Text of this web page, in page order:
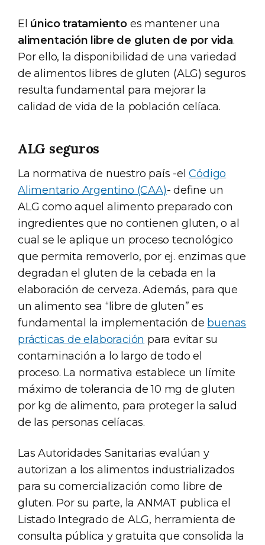
El único tratamiento es mantener una
alimentación libre de gluten de por vida.
Por ello, la disponibilidad de una variedad
de alimentos libres de gluten (ALG) seguros
resulta fundamental para mejorar la
calidad de vida de la población celíaca.
ALG seguros
La normativa de nuestro país -elCódigo
Alimentario Argentino (CAA)- define un
ALG como aquel alimento preparado con
ingredientes que no contienen gluten, o al
cual se le aplique un proceso tecnológico
que permita removerlo, por ej. enzimas que
degradan el gluten de la cebada en la
elaboración de cerveza. Además, para que
un alimento sea “libre de gluten” es
fundamental la implementación de buenas
prácticas de elaboración para evitar su
contaminación a lo largo de todo el
proceso. La normativa establece un límite
máximo de tolerancia de 10 mg de gluten
por kg de alimento, para proteger la salud
de las personas celíacas.
Las Autoridades Sanitarias evalúan y
autorizan a los alimentos industrializados
para su comercialización como libre de
gluten. Por su parte, la ANMAT publica el
Listado Integrado de ALG, herramienta de
consulta pública y gratuita que consolida la